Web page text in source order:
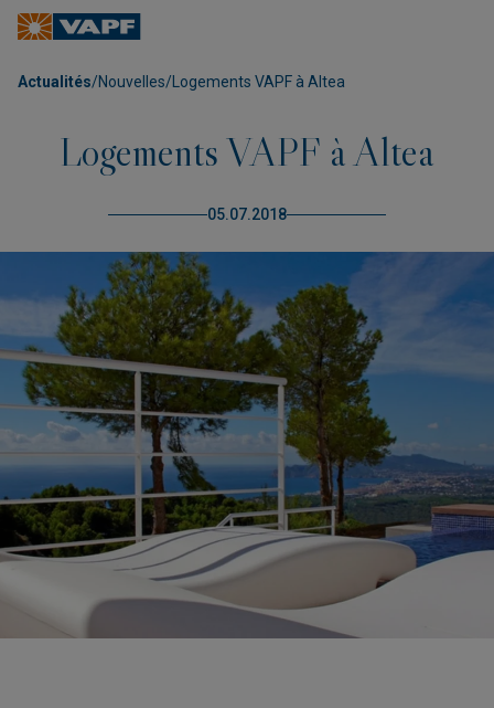
Actualités/Nouvelles/ Logements VAPF à Altea
Logements VAPF à Altea
05.07.2018